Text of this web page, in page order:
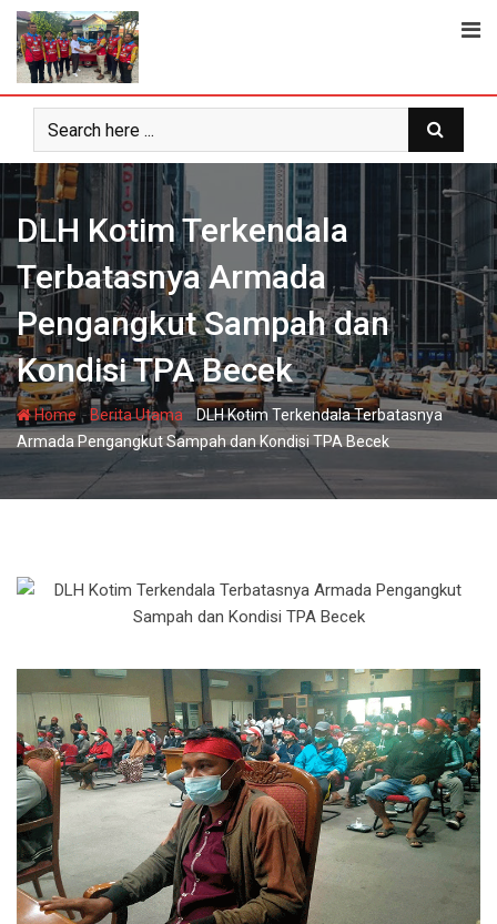
Skip
content
DLH Kotim Terkendala
Terbatasnya Armada
Pengangkut Sampah dan
Kondisi TPA Becek
Home-Berita Utama -DLH Kotim Terkendala Terbatasnya
Armada Pengangkut Sampah dan Kondisi TPA Becek